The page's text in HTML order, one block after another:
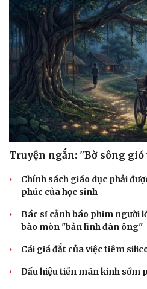
Truyện ngắn: "Bờ sông gió
Chính sách giáo dục phải
phúc của học sinh
Bác sĩ cảnh báo phim người
bào mòn "bản lĩnh đàn ông"
Cái giá đắt của việc tiêm
Dấu hiệu tiền mãn kinh sớm